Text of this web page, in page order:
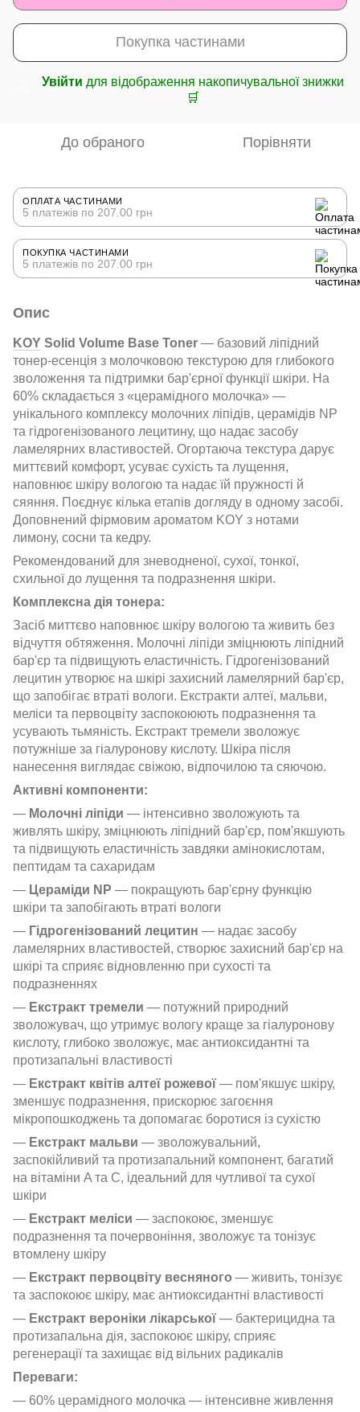
Покупка частинами
Увійти для відображення накопичувальної знижки
🛒
До обраного Порівняти
ОПЛАТА ЧАСТИНАМИ
5 платежів по 207.00 грн
ПОКУПКА ЧАСТИНАМИ
5 платежів по 207.00 грн
Опис
KOY Solid Volume Base Toner — базовий ліпідний
тонер-есенція з молочковою текстурою для глибокого
зволоження та підтримки бар'єрної функції шкіри. На
60% складається з «церамідного молочка» —
унікального комплексу молочних ліпідів, церамідів NP
та гідрогенізованого лецитину, що надає засобу
ламелярних властивостей. Огортаюча текстура дарує
миттєвий комфорт, усуває сухість та лущення,
наповнює шкіру вологою та надає їй пружності й
сяяння. Поєднує кілька етапів догляду в одному засобі.
Доповнений фірмовим ароматом KOY з нотами
лимону, сосни та кедру.
Рекомендований для зневодненої, сухої, тонкої,
схильної до лущення та подразнення шкіри.
Комплексна дія тонера:
Засіб миттєво наповнює шкіру вологою та живить без
відчуття обтяження. Молочні ліпіди зміцнюють ліпідний
бар'єр та підвищують еластичність. Гідрогенізований
лецитин утворює на шкірі захисний ламелярний бар'єр,
що запобігає втраті вологи. Екстракти алтеї, мальви,
меліси та первоцвіту заспокоюють подразнення та
усувають тьмяність. Екстракт тремели зволожує
потужніше за гіалуронову кислоту. Шкіра після
нанесення виглядає свіжою, відпочилою та сяючою.
Активні компоненти:
— Молочні ліпіди — інтенсивно зволожують та
живлять шкіру, зміцнюють ліпідний бар'єр, пом'якшують
та підвищують еластичність завдяки амінокислотам,
пептидам та сахаридам
— Цераміди NP — покращують бар'єрну функцію
шкіри та запобігають втраті вологи
— Гідрогенізований лецитин — надає засобу
ламелярних властивостей, створює захисний бар'єр на
шкірі та сприяє відновленню при сухості та
подразненнях
— Екстракт тремели — потужний природний
зволожувач, що утримує вологу краще за гіалуронову
кислоту, глибоко зволожує, має антиоксидантні та
протизапальні властивості
— Екстракт квітів алтеї рожевої — пом'якшує шкіру,
зменшує подразнення, прискорює загоєння
мікропошкоджень та допомагає боротися із сухістю
— Екстракт мальви — зволожувальний,
заспокійливий та протизапальний компонент, багатий
на вітаміни A та C, ідеальний для чутливої та сухої
шкіри
— Екстракт меліси — заспокоює, зменшує
подразнення та почервоніння, зволожує та тонізує
втомлену шкіру
— Екстракт первоцвіту весняного — живить, тонізує
та заспокоює шкіру, має антиоксидантні властивості
— Екстракт вероніки лікарської — бактерицидна та
протизапальна дія, заспокоює шкіру, сприяє
регенерації та захищає від вільних радикалів
Переваги:
— 60% церамідного молочка — інтенсивне живлення